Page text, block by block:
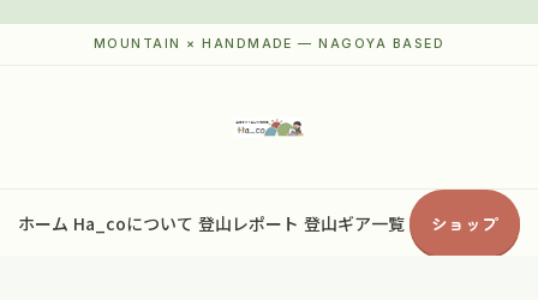
ホーム Ha_coについて 登山レポート 登山ギア一覧 ショップ